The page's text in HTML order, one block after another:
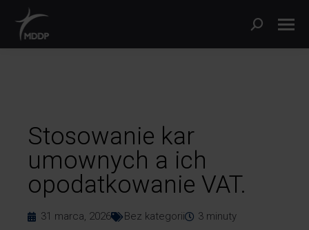
Stosowanie kar
umownych a ich
opodatkowanie VAT.
31 marca, 2026 Bez kategorii 3 minuty